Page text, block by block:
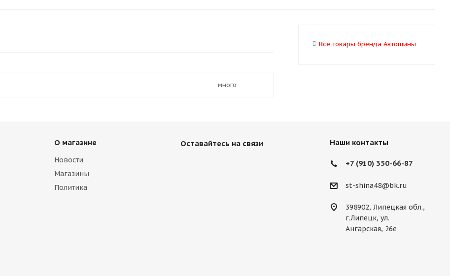
Много
Все товары бренда Автошины
О магазине
Новости
Магазины
Политика
Оставайтесь на связи Наши контакты
+7 (910) 350-66-87
st-shina48@bk.ru
398902, Липецкая обл.,
г.Липецк, ул.
Ангарская, 26е